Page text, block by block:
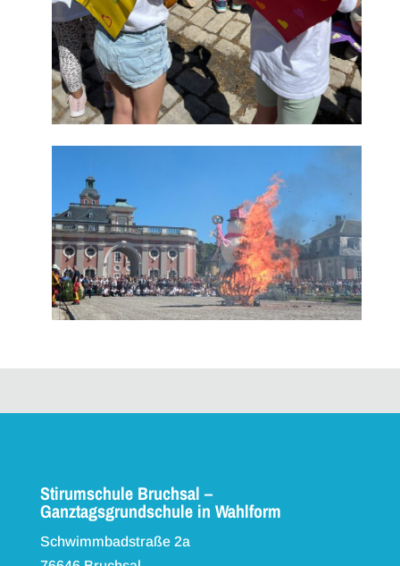
Stirumschule Bruchsal –
Ganztagsgrundschule in Wahlform
Schwimmbadstraße 2a